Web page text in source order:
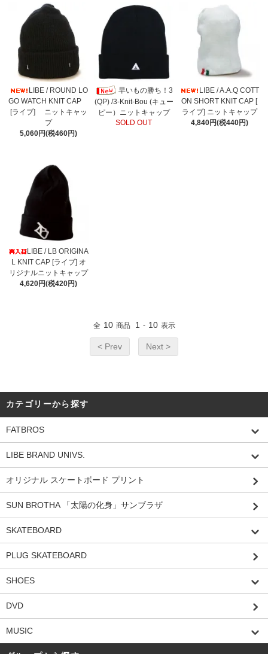
LIBE / ROUND LO
GO WATCH KNIT CAP
[ライブ] ニットキャッ
プ
5,060円(税460円)
早いもの勝ち！3
(QP) /3-Knit-Bou (キュー
ピー）ニットキャップ
SOLD OUT
LIBE / A.A.Q COTT
ON SHORT KNIT CAP [
ライブ] ニットキャップ
4,840円(税440円)
LIBE / LB ORIGINA
L KNIT CAP [ライブ] オ
リジナルニットキャップ
4,620円(税420円)
全 10 商品 1 - 10 表示
< Prev Next >
カテゴリーから探す
FATBROS
LIBE BRAND UNIVS.
オリジナル スケートボード プリント
SUN BROTHA 「太陽の化身」サンブラザ
SKATEBOARD
PLUG SKATEBOARD
SHOES
DVD
MUSIC